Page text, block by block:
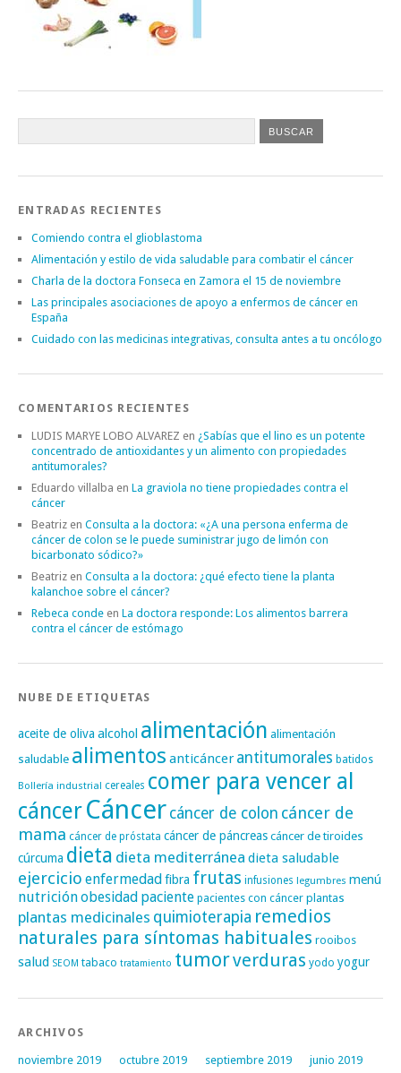
ENTRADAS RECIENTES
Comiendo contra el glioblastoma
Alimentación y estilo de vida saludable para combatir el cáncer
Charla de la doctora Fonseca en Zamora el 15 de noviembre
Las principales asociaciones de apoyo a enfermos de cáncer en
España
Cuidado con las medicinas integrativas, consulta antes a tu oncólogo
COMENTARIOS RECIENTES
LUDIS MARYE LOBO ALVAREZ en ¿Sabías que el lino es un potente
concentrado de antioxidantes y un alimento con propiedades
antitumorales?
Eduardo villalba en La graviola no tiene propiedades contra el
cáncer
Beatriz en Consulta a la doctora: «¿A una persona enferma de
cáncer de colon se le puede suministrar jugo de limón con
bicarbonato sódico?»
Beatriz en Consulta a la doctora: ¿qué efecto tiene la planta
kalanchoe sobre el cáncer?
Rebeca conde en La doctora responde: Los alimentos barrera
contra el cáncer de estómago
NUBE DE ETIQUETAS
aceite de oliva alcohol alimentación alimentación
saludable alimentos anticáncer antitumorales batidos
Bollería industrial cereales comer para vencer al
cáncerCáncer cáncer de colon cáncer de
mama cáncer de próstata cáncer de páncreascáncer de tiroides
cúrcuma dieta dieta mediterránea dieta saludable
ejercicio enfermedadfibra frutas infusiones legumbres menú
nutriciónobesidad paciente pacientes con cáncer plantas
plantas medicinales quimioterapia remedios
naturales para síntomas habituales rooibos
salud SEOM tabaco tratamiento tumorverduras yodo yogur
ARCHIVOS
noviembre 2019 octubre 2019 septiembre 2019
junio 2019